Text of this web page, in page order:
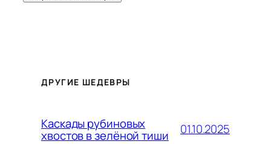
ДРУГИЕ ШЕДЕВРЫ
Каскады рубиновых
хвостов в зелёной тиши 01.10.2025